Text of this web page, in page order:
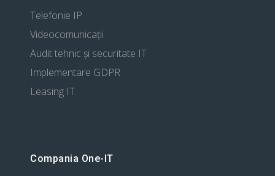
Telefonie IP
Videocomunicații
Audit tehnic și securitate IT
Implementare GDPR
Leasing IT
Compania One-IT